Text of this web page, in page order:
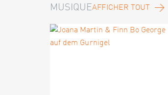
MUSIQUEAFFICHER TOUT